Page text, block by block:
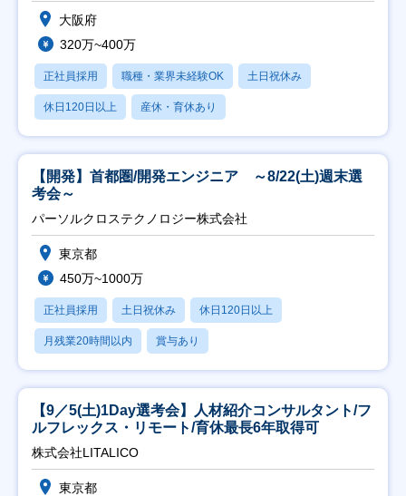
大阪府
320万~400万
正社員採用 職種・業界未経験OK 土日祝休み
休日120日以上 産休・育休あり
【開発】首都圏/開発エンジニア ～8/22(土)週末選
考会～
パーソルクロステクノロジー株式会社
東京都
450万~1000万
正社員採用 土日祝休み 休日120日以上
月残業20時間以内 賞与あり
【9／5(土)1Day選考会】人材紹介コンサルタント/フ
ルフレックス・リモート/育休最長6年取得可
株式会社LITALICO
東京都